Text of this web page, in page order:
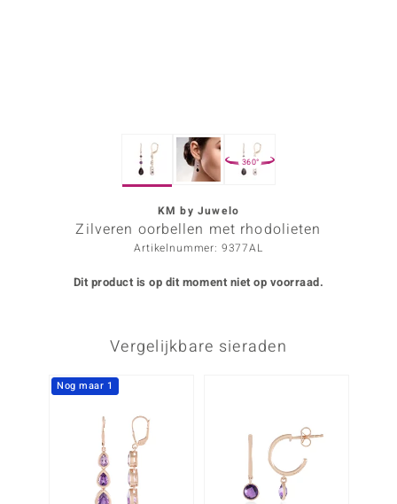
360°
KM by Juwelo
Zilveren oorbellen met rhodolieten
Artikelnummer: 9377AL
Dit product is op dit moment niet op voorraad.
Vergelijkbare sieraden
Nog maar 1